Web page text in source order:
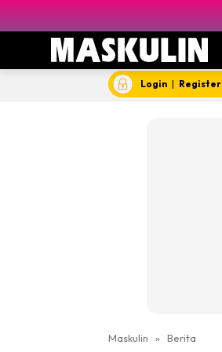
Login | Register
Maskulin » Berita